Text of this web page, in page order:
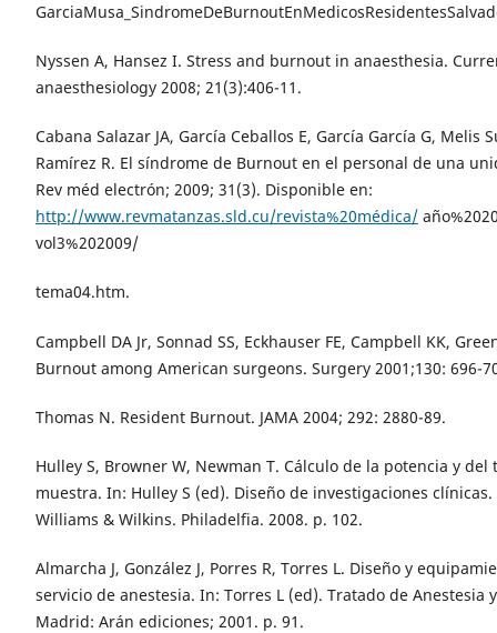
Nyssen A, Hansez I. Stress and burnout in anaesthesia.
anaesthesiology 2008; 21(3):406-11.
Cabana Salazar JA, García Ceballos E, García García G, Melis
Ramírez R. El síndrome de Burnout en el personal de una
Rev méd electrón; 2009; 31(3). Disponible en:
http://www.revmatanzas.sld.cu/revista%20médica/
vol3%202009/
tema04.htm.
Campbell DA Jr, Sonnad SS, Eckhauser FE, Campbell KK,
Burnout among American surgeons. Surgery 2001;130: 696-
Thomas N. Resident Burnout. JAMA 2004; 292: 2880-89.
Hulley S, Browner W, Newman T. Cálculo de la potencia y del
muestra. In: Hulley S (ed). Diseño de investigaciones
Williams & Wilkins. Philadelfia. 2008. p. 102.
Almarcha J, González J, Porres R, Torres L. Diseño y
servicio de anestesia. In: Torres L (ed). Tratado de Anestesia
Madrid: Arán ediciones; 2001. p. 91.